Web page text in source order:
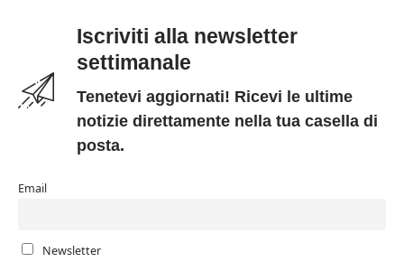
Iscriviti alla newsletter
settimanale
Tenetevi aggiornati! Ricevi le ultime
notizie direttamente nella tua casella di
posta.
Email
Newsletter